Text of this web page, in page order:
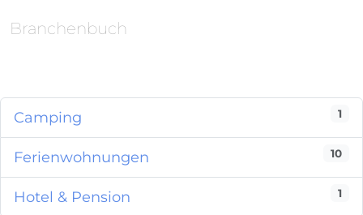
Branchenbuch
1
Camping
10
Ferienwohnungen
1
Hotel & Pension